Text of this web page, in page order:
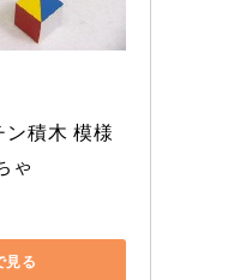
ン積木 模様
ゃ
見る